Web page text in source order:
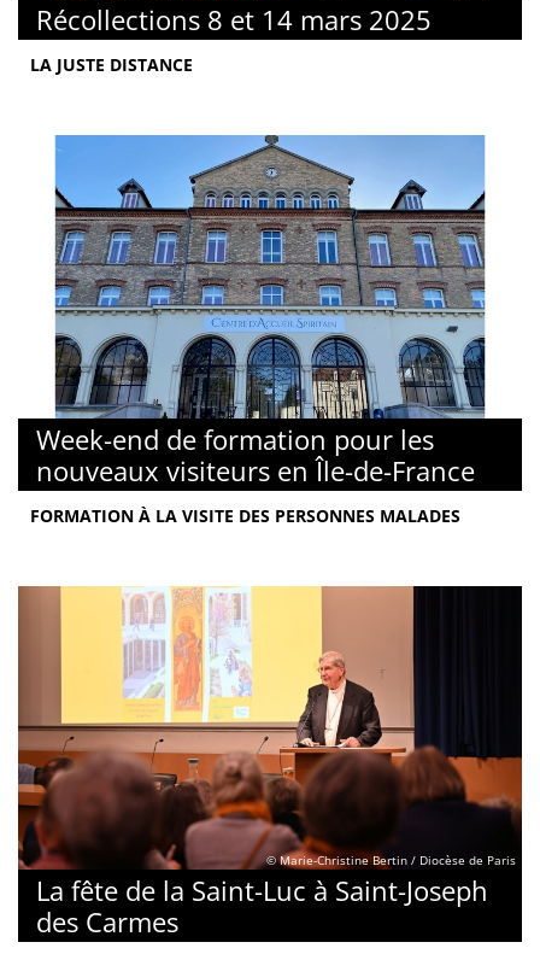
Récollections 8 et 14 mars 2025
LA JUSTE DISTANCE
Week-end de formation pour les
nouveaux visiteurs en Île-de-France
FORMATION À LA VISITE DES PERSONNES MALADES
© Marie-Christine Bertin / Diocèse de Paris
La fête de la Saint-Luc à Saint-Joseph
des Carmes